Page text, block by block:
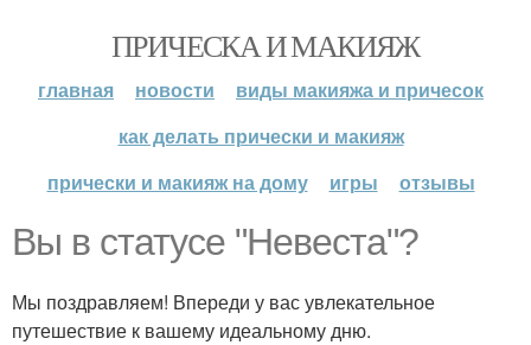
ПРИЧЕСКА И МАКИЯЖ
главная новости
виды макияжа и причесок
как делать прически и макияж
прически и макияж на дому
игры отзывы
Вы в статусе "Невеста"?
Мы поздравляем! Впереди у вас увлекательное
путешествие к вашему идеальному дню.